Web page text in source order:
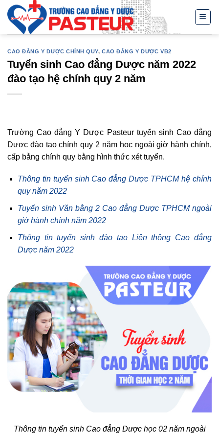
Skip
content
CAO ĐẲNG Y DƯỢC CHÍNH QUY,CAO ĐẲNG Y DƯỢC VB2
Tuyển sinh Cao đẳng Dược năm 2022
đào tạo hệ chính quy 2 năm
Trường Cao đẳng Y Dược Pasteur tuyển sinh Cao đẳng
Dược đào tạo chính quy 2 năm học ngoài giờ hành chính,
cấp bằng chính quy bằng hình thức xét tuyển.
Thông tin tuyển sinh Cao đẳng Dược TPHCM hệ chính
quy năm 2022
Tuyển sinh Văn bằng 2 Cao đẳng Dược TPHCM ngoài
giờ hành chính năm 2022
Thông tin tuyển sinh đào tạo Liên thông Cao đẳng
Dược năm 2022
Thông tin tuyển sinh Cao đẳng Dược học 02 năm ngoài